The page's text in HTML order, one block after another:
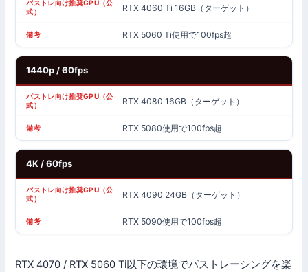
RTX 4060 Ti 16GB（ターゲット）
RTX 5060 Ti使用で100fps超
1440p / 60fps
RTX 4080 16GB（ターゲット）
RTX 5080使用で100fps超
4K / 60fps
RTX 4090 24GB（ターゲット）
RTX 5090使用で100fps超
RTX 4070 / RTX 5060 Ti以下の環境でパストレーシングを楽